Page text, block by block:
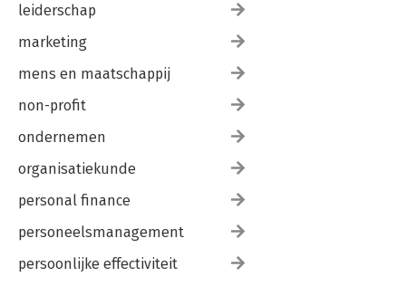
leiderschap
marketing
mens en maatschappij
non-profit
ondernemen
organisatiekunde
personal finance
personeelsmanagement
persoonlijke effectiviteit